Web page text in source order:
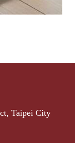
Taipei City